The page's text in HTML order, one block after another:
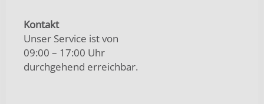
Kontakt
Unser Service ist von
09:00 – 17:00 Uhr
durchgehend erreichbar.